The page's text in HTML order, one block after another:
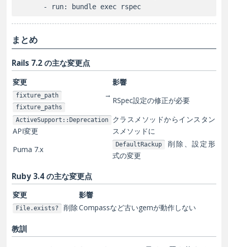
まとめ
Rails 7.2 の主な変更点
変更 影響
fixture_path →
fixture_paths
RSpec設定の修正が必要
ActiveSupport::Deprecation
API変更
クラスメソッドからインスタン
スメソッドに
Puma 7.x
DefaultRackup
削除、設定形
式の変更
Ruby 3.4 の主な変更点
変更 影響
File.exists? 削除Compassなど古いgemが動作しない
教訓